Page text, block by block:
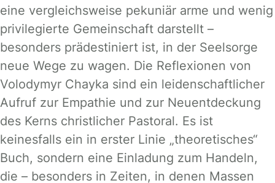
eine vergleichsweise pekuniär arme und wenig
privilegierte Gemeinschaft darstellt –
besonders prädestiniert ist, in der Seelsorge
neue Wege zu wagen. Die Reflexionen von
Volodymyr Chayka sind ein leidenschaftlicher
Aufruf zur Empathie und zur Neuentdeckung
des Kerns christlicher Pastoral. Es ist
keinesfalls ein in erster Linie „theoretisches“
Buch, sondern eine Einladung zum Handeln,
die – besonders in Zeiten, in denen Massen